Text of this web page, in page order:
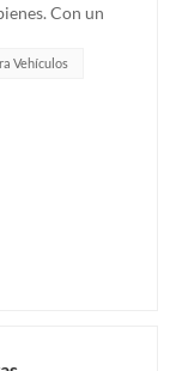
Con un
de alta calidad
en el
Vehículos